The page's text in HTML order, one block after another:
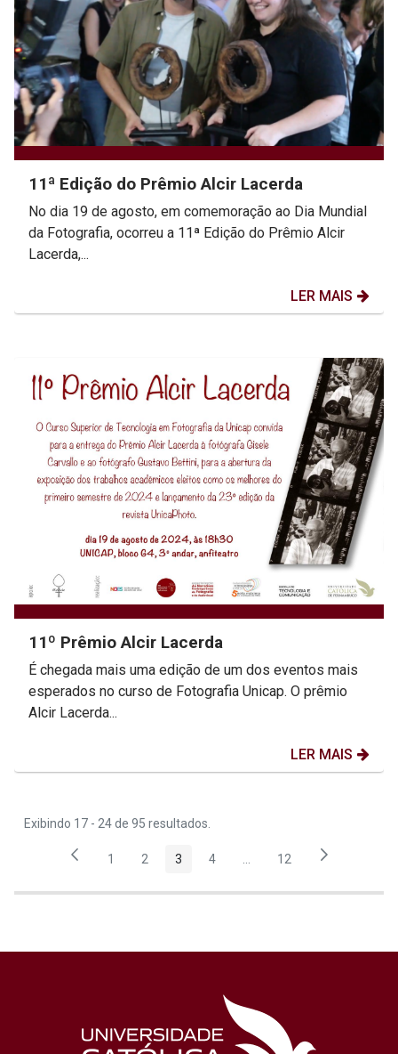
11ª Edição do Prêmio Alcir Lacerda
No dia 19 de agosto, em comemoração ao Dia Mundial
da Fotografia, ocorreu a 11ª Edição do Prêmio Alcir
Lacerda,...
LER MAIS
11º Prêmio Alcir Lacerda
É chegada mais uma edição de um dos eventos mais
esperados no curso de Fotografia Unicap. O prêmio
Alcir Lacerda...
LER MAIS
Exibindo 17 - 24 de 95 resultados.
Página
1 Página
2 Página
3 Página
4 Páginas intermediárias
Página
12